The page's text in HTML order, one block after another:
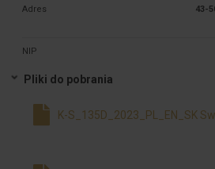
Adres
43-
NIP
Pliki do pobrania
K-S_135D_2023_PL_EN_SK